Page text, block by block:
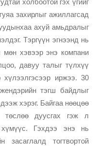
холбоотой гэх үгийг
захирлыг ажиллагсад
ахуй амьдралыг
Тэргүүн эгнээнд нь
мөн хэвээр энэ компани
давуу талыг түлхүү
иржээ. 30
тэгш байдлыг
хэрэг. Байгаа нөөцөө
төслөө дуусгах гэж л
хүмүүс. Гэхдээ энэ нь
засаглалд тогтвортой